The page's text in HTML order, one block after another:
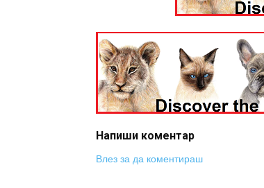
Напиши коментар
Влез за да коментираш